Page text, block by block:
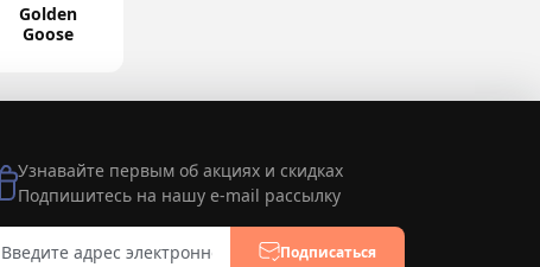
Golden
Goose
Узнавайте первым об акциях и скидках
Подпишитесь на нашу e-mail рассылку
Подписаться